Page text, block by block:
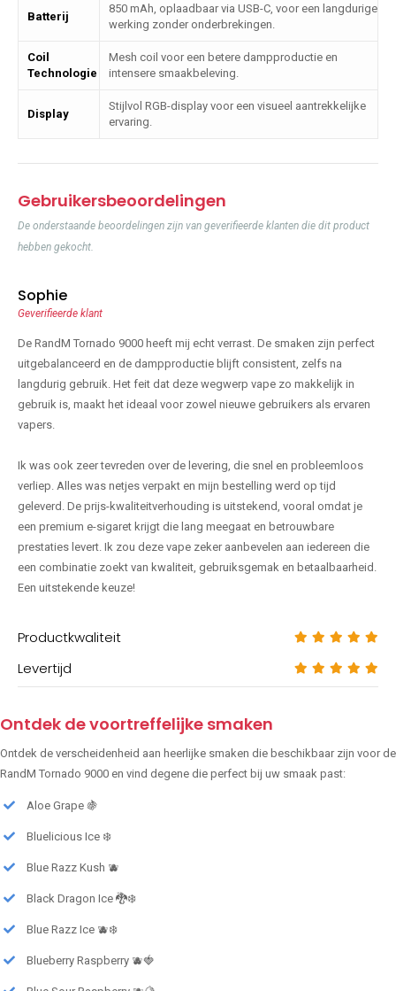
Batterij
850 mAh, oplaadbaar via USB-C, voor een langdurige
werking zonder onderbrekingen.
Coil
Technologie
Mesh coil voor een betere dampproductie en
intensere smaakbeleving.
Display
Stijlvol RGB-display voor een visueel aantrekkelijke
ervaring.
Gebruikersbeoordelingen
De onderstaande beoordelingen zijn van geverifieerde klanten die dit product
hebben gekocht.
Sophie
Geverifieerde klant
De RandM Tornado 9000 heeft mij echt verrast. De smaken zijn perfect
uitgebalanceerd en de dampproductie blijft consistent, zelfs na
langdurig gebruik. Het feit dat deze wegwerp vape zo makkelijk in
gebruik is, maakt het ideaal voor zowel nieuwe gebruikers als ervaren
vapers.
Ik was ook zeer tevreden over de levering, die snel en probleemloos
verliep. Alles was netjes verpakt en mijn bestelling werd op tijd
geleverd. De prijs-kwaliteitverhouding is uitstekend, vooral omdat je
een premium e-sigaret krijgt die lang meegaat en betrouwbare
prestaties levert. Ik zou deze vape zeker aanbevelen aan iedereen die
een combinatie zoekt van kwaliteit, gebruiksgemak en betaalbaarheid.
Een uitstekende keuze!
Productkwaliteit
Levertijd
Ontdek de voortreffelijke smaken
Ontdek de verscheidenheid aan heerlijke smaken die beschikbaar zijn voor de
RandM Tornado 9000 en vind degene die perfect bij uw smaak past:
Aloe Grape 🍇
Bluelicious Ice ❄️
Blue Razz Kush 🫐
Black Dragon Ice 🐉❄️
Blue Razz Ice 🫐❄️
Blueberry Raspberry 🫐🍓